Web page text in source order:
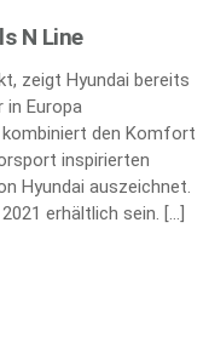
N Line
zeigt Hyundai bereits
Europa
den Komfort
inspirierten
Hyundai auszeichnet.
erhältlich sein. […]